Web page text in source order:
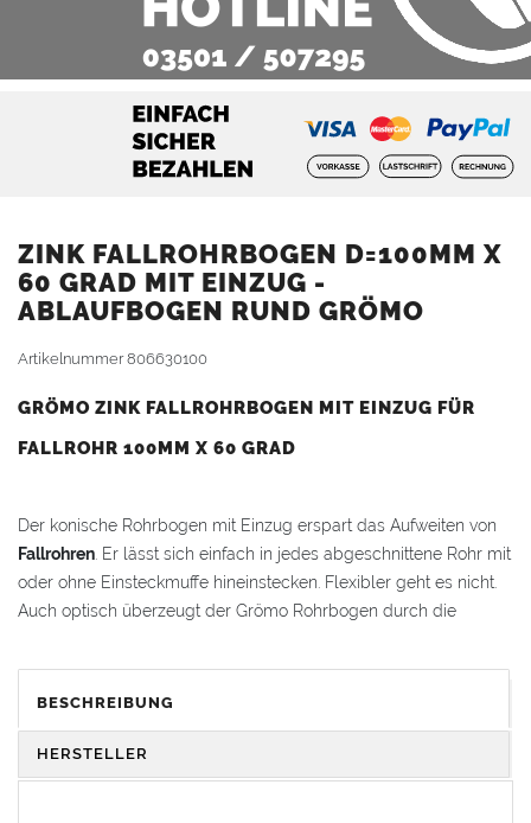
ZINK FALLROHRBOGEN D=100MM X
60 GRAD MIT EINZUG -
ABLAUFBOGEN RUND GRÖMO
Artikelnummer806630100
GRÖMO ZINK FALLROHRBOGEN MIT EINZUG FÜR
FALLROHR 100MM X 60 GRAD
Der konische Rohrbogen mit Einzug erspart das Aufweiten von
Fallrohren . Er lässt sich einfach in jedes abgeschnittene Rohr mit
oder ohne Einsteckmuffe hineinstecken. Flexibler geht es nicht.
Auch optisch überzeugt der Grömo Rohrbogen durch die
Vorteile:
Kein Aufweitwerkzeug erforderlich
Sichere Steckverbindung für Rohre mit und ohne Muffe
BESCHREIBUNG
HERSTELLER